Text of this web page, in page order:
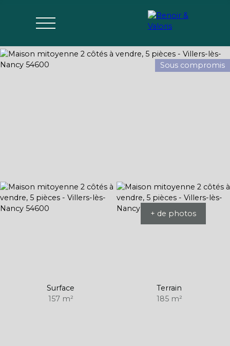
Sous compromis
+ de photos
Surface
157 m²
Terrain
185 m²